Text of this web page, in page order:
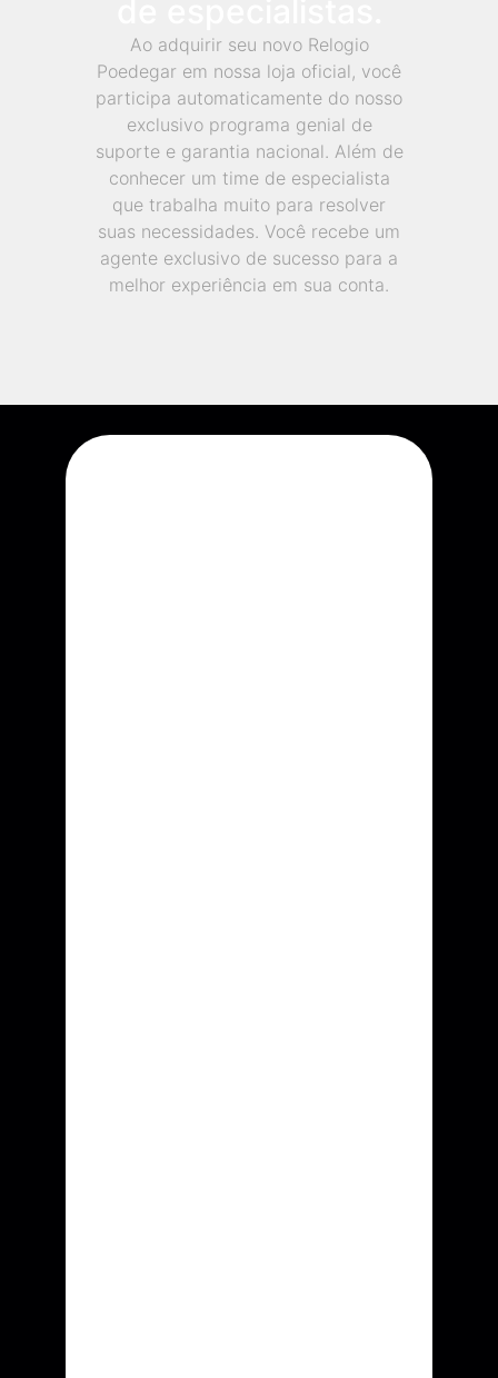
Ao adquirir seu novo Relogio
Poedegar em nossa loja oficial, você
participa automaticamente do nosso
exclusivo programa genial de
suporte e garantia nacional. Além de
conhecer um time de especialista
que trabalha muito para resolver
suas necessidades. Você recebe um
agente exclusivo de sucesso para a
melhor experiência em sua conta.